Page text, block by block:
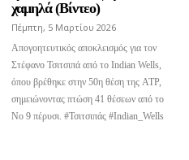
χαμηλά (Βίντεο)
Πέμπτη, 5 Μαρτίου 2026
Απογοητευτικός αποκλεισμός για τον
Στέφανο Τσιτσιπά από το Indian Wells,
όπου βρέθηκε στην 50η θέση της ATP,
σημειώνοντας πτώση 41 θέσεων από το
Νο 9 πέρυσι. #Τσιτσιπάς #Indian_Wells